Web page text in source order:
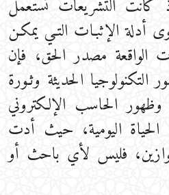
كانت التشريعات تستعمل
أدلة الإثبـات التـي يمكـن
الواقعة مصدر الحق، فإن
الحديثة وثـورة
وظهور الحاسب الإلكتروني
اليومية، حيث أدت
فليس لأي باحث أو